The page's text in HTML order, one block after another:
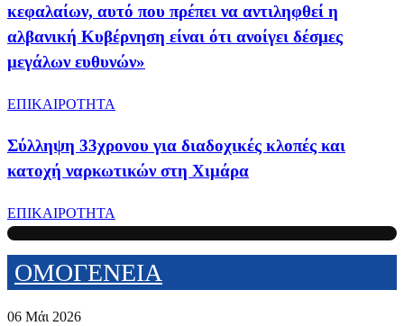
κεφαλαίων, αυτό που πρέπει να αντιληφθεί η
αλβανική Κυβέρνηση είναι ότι ανοίγει δέσμες
μεγάλων ευθυνών»
ΕΠΙΚΑΙΡΟΤΗΤΑ
Σύλληψη 33χρονου για διαδοχικές κλοπές και
κατοχή ναρκωτικών στη Χιμάρα
ΕΠΙΚΑΙΡΟΤΗΤΑ
ΟΜΟΓΕΝΕΙΑ
06 Μάι 2026